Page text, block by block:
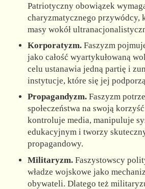
Patriotyczny obowiązek
charyzmatycznego przywódcy,
masy wokół
Korporatyzm. Faszyzm
jako całość wyartykułowaną
celu ustanawia jedną partię i
instytucje, które się jej
Propagandyzm. Faszyzm
społeczeństwa na swoją
kontroluje media, manipuluje
edukacyjnym i tworzy
propagandowy.
Militaryzm. Faszystowscy
władze wojskowe jako
obywateli. Dlatego też